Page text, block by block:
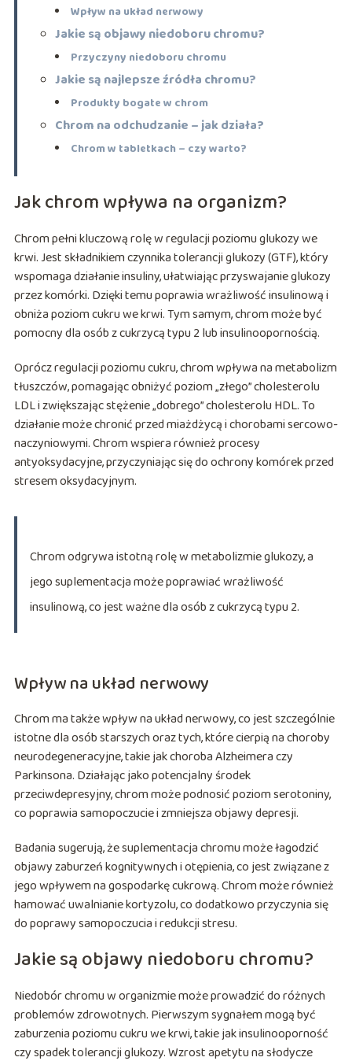
Wpływ na układ nerwowy
Jakie są objawy niedoboru chromu?
Przyczyny niedoboru chromu
Jakie są najlepsze źródła chromu?
Produkty bogate w chrom
Chrom na odchudzanie – jak działa?
Chrom w tabletkach – czy warto?
Jak chrom wpływa na organizm?
Chrom pełni kluczową rolę w regulacji poziomu glukozy we
krwi. Jest składnikiem czynnika tolerancji glukozy (GTF), który
wspomaga działanie insuliny, ułatwiając przyswajanie glukozy
przez komórki. Dzięki temu poprawia wrażliwość insulinową i
obniża poziom cukru we krwi. Tym samym, chrom może być
pomocny dla osób z cukrzycą typu 2 lub insulinoopornością.
Oprócz regulacji poziomu cukru, chrom wpływa na metabolizm
tłuszczów, pomagając obniżyć poziom „złego” cholesterolu
LDL i zwiększając stężenie „dobrego” cholesterolu HDL. To
działanie może chronić przed miażdżycą i chorobami sercowo-
naczyniowymi. Chrom wspiera również procesy
antyoksydacyjne, przyczyniając się do ochrony komórek przed
stresem oksydacyjnym.
Chrom odgrywa istotną rolę w metabolizmie glukozy, a
jego suplementacja może poprawiać wrażliwość
insulinową, co jest ważne dla osób z cukrzycą typu 2.
Wpływ na układ nerwowy
Chrom ma także wpływ na układ nerwowy, co jest szczególnie
istotne dla osób starszych oraz tych, które cierpią na choroby
neurodegeneracyjne, takie jak choroba Alzheimera czy
Parkinsona. Działając jako potencjalny środek
przeciwdepresyjny, chrom może podnosić poziom serotoniny,
co poprawia samopoczucie i zmniejsza objawy depresji.
Badania sugerują, że suplementacja chromu może łagodzić
objawy zaburzeń kognitywnych i otępienia, co jest związane z
jego wpływem na gospodarkę cukrową. Chrom może również
hamować uwalnianie kortyzolu, co dodatkowo przyczynia się
do poprawy samopoczucia i redukcji stresu.
Jakie są objawy niedoboru chromu?
Niedobór chromu w organizmie może prowadzić do różnych
problemów zdrowotnych. Pierwszym sygnałem mogą być
zaburzenia poziomu cukru we krwi, takie jak insulinooporność
czy spadek tolerancji glukozy. Wzrost apetytu na słodycze